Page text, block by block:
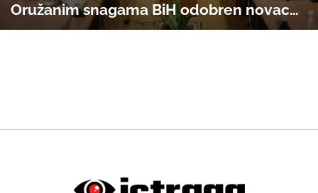
Oružanim snagama BiH odobren novac
za nabavku "helikoptera za gašenje